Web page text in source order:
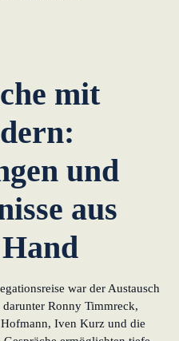
mit
und
aus
war der Austausch
Ronny Timmreck,
Iven Kurz und die